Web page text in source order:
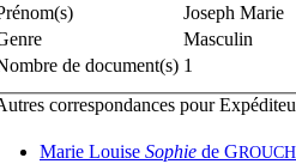
Joseph Marie
Masculin
de document(s) 1
correspondances pour
Marie Louise Sophie de G